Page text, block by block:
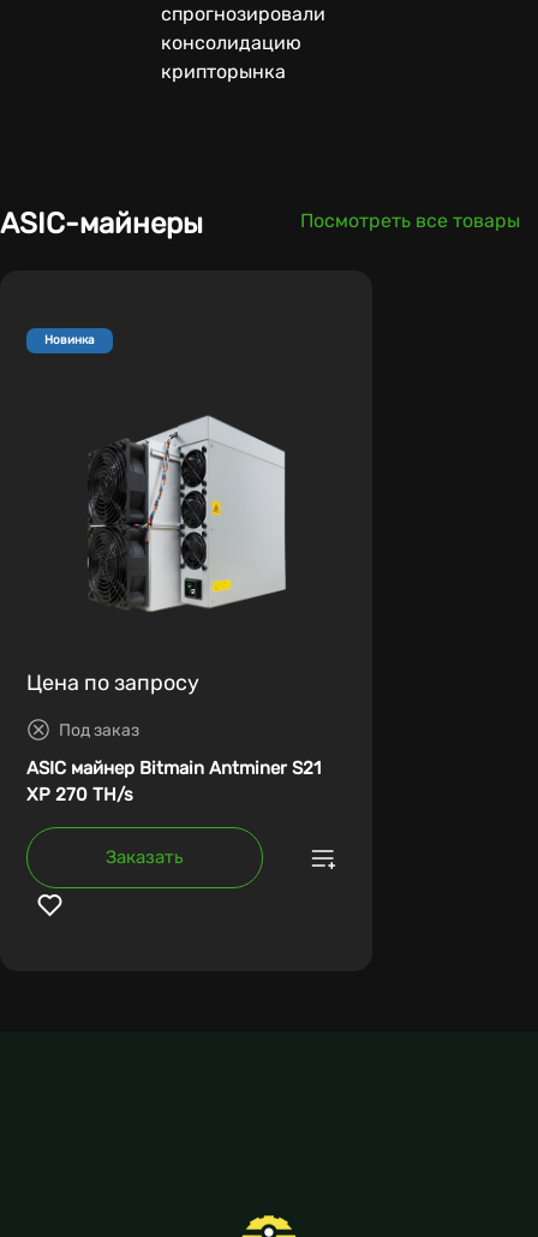
спрогнозировали
консолидацию
крипторынка
ASIC-майнеры Посмотреть все товары
Новинка
Цена по запросу
Под заказ
ASIC майнер Bitmain Antminer S21
XP 270 TH/s
Заказать